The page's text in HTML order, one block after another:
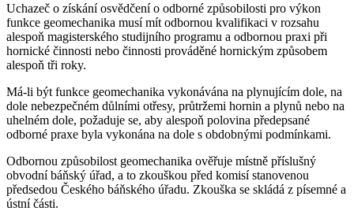
Uchazeč o získání osvědčení o odborné způsobilosti pro výkon
funkce geomechanika musí mít odbornou kvalifikaci v rozsahu
alespoň magisterského studijního programu a odbornou praxi při
hornické činnosti nebo činnosti prováděné hornickým způsobem
alespoň tři roky.
Má-li být funkce geomechanika vykonávána na plynujícím dole, na
dole nebezpečném důlními otřesy, průtržemi hornin a plynů nebo na
uhelném dole, požaduje se, aby alespoň polovina předepsané
odborné praxe byla vykonána na dole s obdobnými podmínkami.
Odbornou způsobilost geomechanika ověřuje místně příslušný
obvodní báňský úřad, a to zkouškou před komisí stanovenou
předsedou Českého báňského úřadu. Zkouška se skládá z písemné a
ústní části.